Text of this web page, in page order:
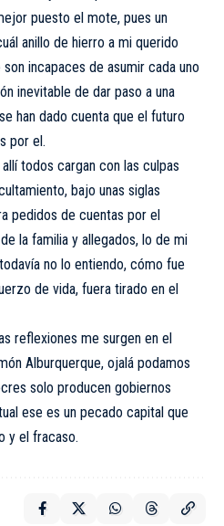
puesto el mote, pues un
anillo de hierro a mi querido
incapaces de asumir cada uno
inevitable de dar paso a una
han dado cuenta que el futuro
por el.
todos cargan con las culpas
bajo unas siglas
pedidos de cuentas por el
la familia y allegados, lo de mi
no lo entiendo, cómo fue
de vida, fuera tirado en el
reflexiones me surgen en el
Alburquerque, ojalá podamos
solo producen gobiernos
ese es un pecado capital que
y el fracaso.